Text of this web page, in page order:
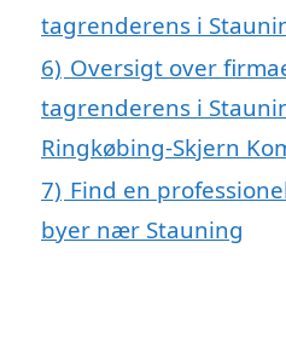
tagrenderens i
6) Oversigt over
tagrenderens i
Ringkøbing-Skjern
7) Find en
byer nær Stauning